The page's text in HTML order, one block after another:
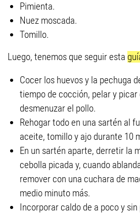
Pimienta.
Nuez moscada.
Tomillo.
Luego, tenemos que seguir esta
Cocer los huevos y la pechuga
tiempo de cocción, pelar y picar
desmenuzar el pollo.
Rehogar todo en una sartén al
aceite, tomillo y ajo durante 10
En un sartén aparte, derretir la
cebolla picada y, cuando
remover con una cuchara de
medio minuto más.
Incorporar caldo de a poco y